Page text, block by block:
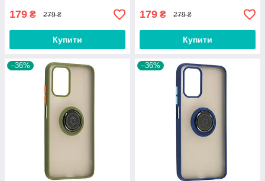
179 ₴ 279 ₴
Купити
179 ₴ 279 ₴
Купити
–36% –36%